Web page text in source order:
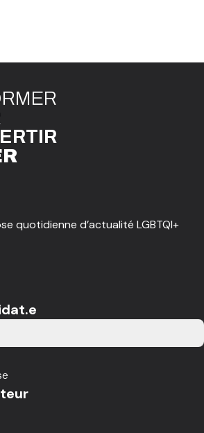
RMER
RTIR
R
quotidienne d’actualité LGBTQI+